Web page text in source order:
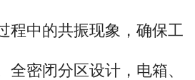
程中的共振现象，确保工
全密闭分区设计，电箱、